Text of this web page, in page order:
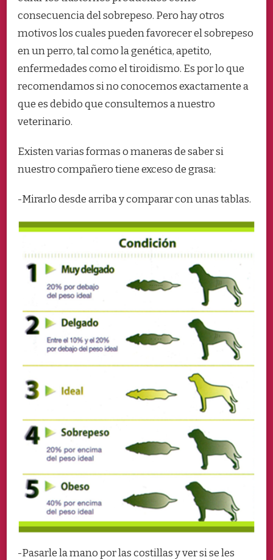
consecuencia del sobrepeso. Pero hay otros
motivos los cuales pueden favorecer el sobrepeso
en un perro, tal como la genética, apetito,
enfermedades como el tiroidismo. Es por lo que
recomendamos si no conocemos exactamente a
que es debido que consultemos a nuestro
veterinario.
Existen varias formas o maneras de saber si
nuestro compañero tiene exceso de grasa:
-Mirarlo desde arriba y comparar con unas tablas.
-Pasarle la mano por las costillas y ver si se les